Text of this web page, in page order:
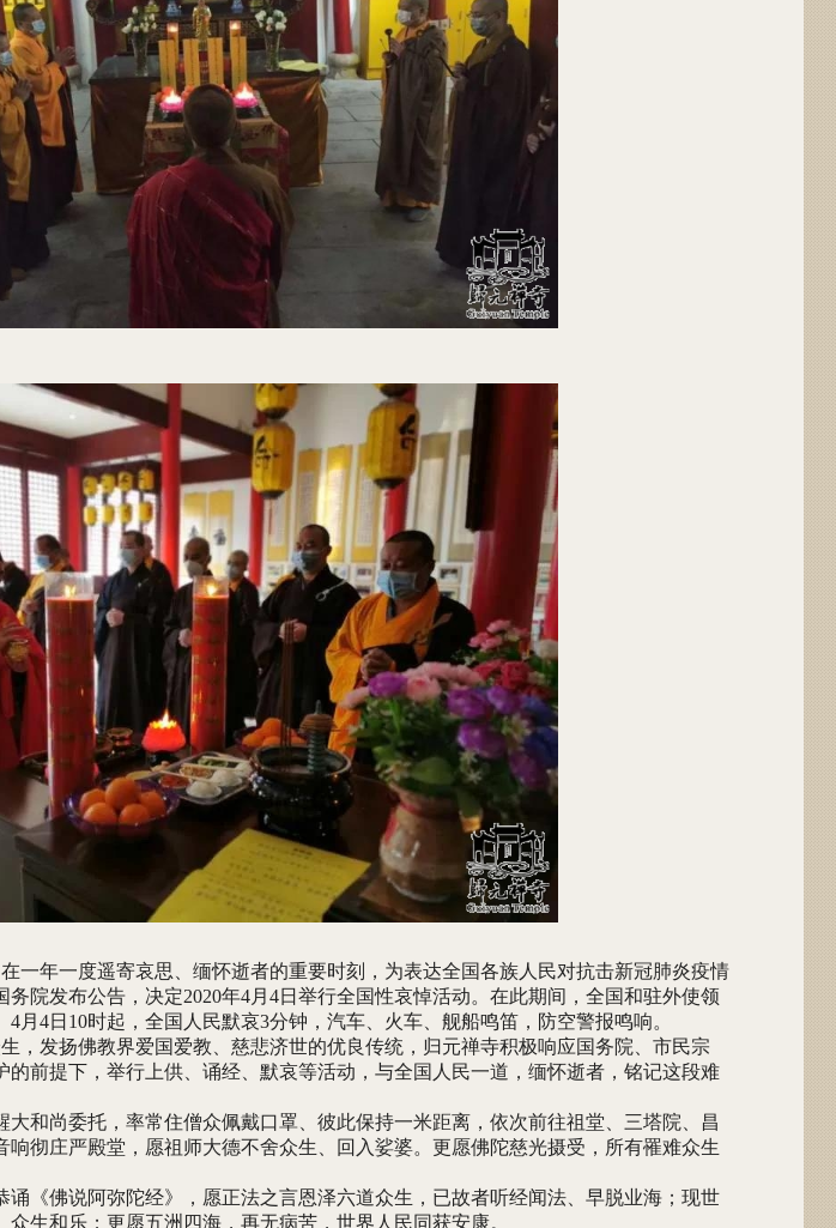
一年一度遥寄哀思、缅怀逝者的重要时刻，为表达全国各族人民对抗击新冠肺炎疫情
院发布公告，决定2020年4月4日举行全国性哀悼活动。在此期间，全国和驻外使领
月4日10时起，全国人民默哀3分钟，汽车、火车、舰船鸣笛，防空警报鸣响。
，发扬佛教界爱国爱教、慈悲济世的优良传统，归元禅寺积极响应国务院、市民宗
前提下，举行上供、诵经、默哀等活动，与全国人民一道，缅怀逝者，铭记这段难
大和尚委托，率常住僧众佩戴口罩、彼此保持一米距离，依次前往祖堂、三塔院、昌
彻庄严殿堂，愿祖师大德不舍众生、回入娑婆。更愿佛陀慈光摄受，所有罹难众生
诵《佛说阿弥陀经》，愿正法之言恩泽六道众生，已故者听经闻法、早脱业海；现世
生和乐；更愿五洲四海，再无病苦，世界人民同获安康。